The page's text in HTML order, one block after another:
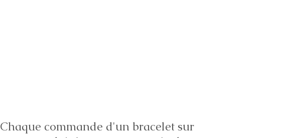
Chaque commande d'un bracelet sur